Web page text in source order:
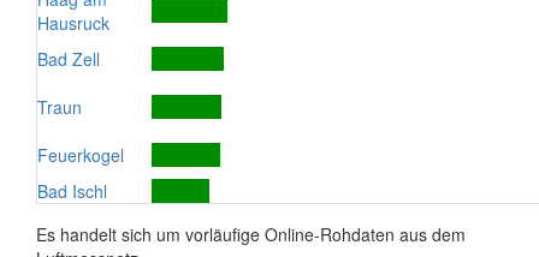
Hausruck
Bad Zell
Traun
Feuerkogel
Bad Ischl
Es handelt sich um vorläufige Online-Rohdaten aus dem